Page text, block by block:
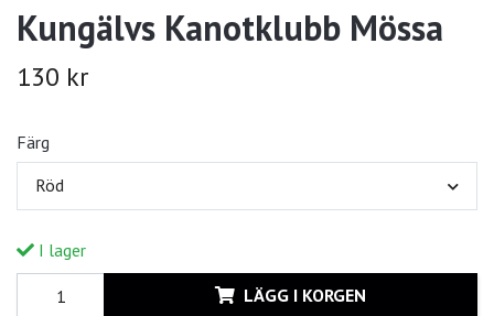
Kungälvs Kanotklubb Mössa
130 kr
Färg
Röd
I lager
LÄGG I KORGEN